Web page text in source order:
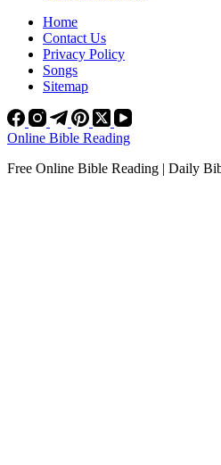
Home
Contact Us
Privacy Policy
Songs
Sitemap
Online Bible Reading
Free Online Bible Reading | Daily